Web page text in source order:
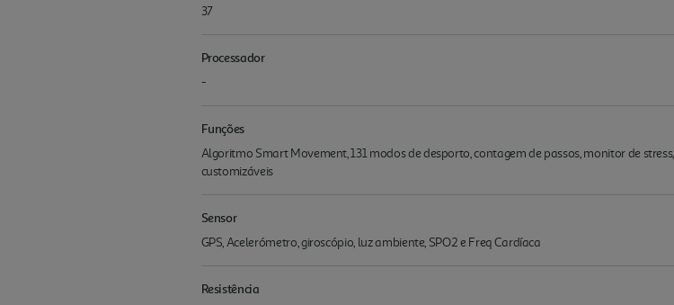
37
Processador
-
Funções
Algoritmo Smart Movement, 131 modos de desporto, contagem de passos, monitor de
customizáveis
Sensor
GPS, Acelerómetro, giroscópio, luz ambiente, SPO2 e Freq Cardíaca
Resistência